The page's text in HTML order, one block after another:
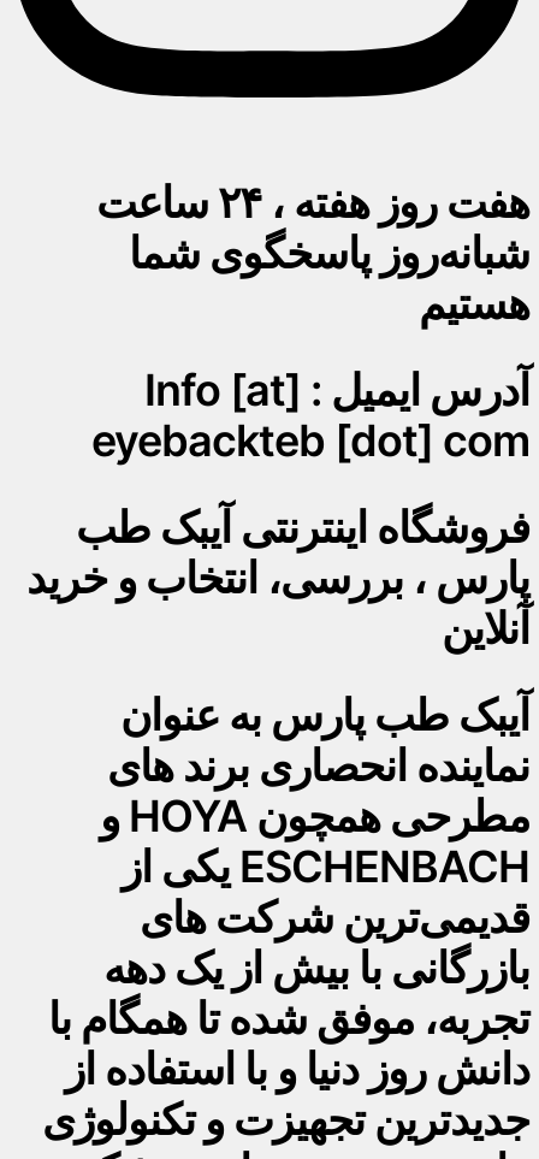
هفت روز هفته ، ۲۴ ساعت
شبانه‌روز پاسخگوی شما
هستیم
آدرس ایمیل : Info [at]
eyebackteb [dot] com
فروشگاه اینترنتی آیبک طب
پارس ، بررسی، انتخاب و خرید
آنلاین
آیبک طب پارس به عنوان
نماینده انحصاری برند های
مطرحی همچون HOYA و
ESCHENBACH یکی از
قدیمی‌ترین شرکت های
بازرگانی با بیش از یک دهه
تجربه، موفق شده تا همگام با
دانش روز دنیا و با استفاده از
جدیدترین تجهیزت و تکنولوژی